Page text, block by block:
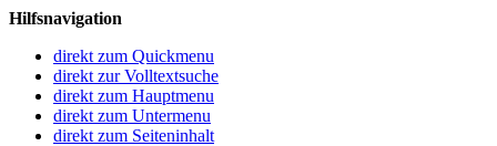
Hilfsnavigation
direkt zum Quickmenu
direkt zur Volltextsuche
direkt zum Hauptmenu
direkt zum Untermenu
direkt zum Seiteninhalt